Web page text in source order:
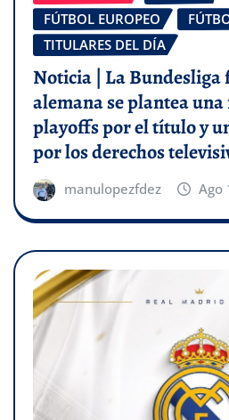
FÚTBOL EUROPEO
TITULARES DEL DÍA
Noticia | La Bundesliga
alemana se plantea
playoffs por el título y
por los derechos
manulopezfdez Ago